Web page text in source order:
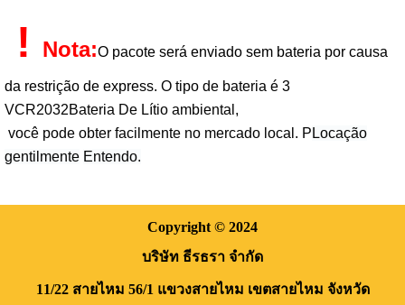
! Nota:O pacote será enviado sem bateria por causa
da restrição de express. O tipo de bateria é 3
VCR2032Bateria De Lítio ambiental,
você pode obter facilmente no mercado local. PLocação
gentilmente Entendo.
Copyright© 2024
บริษัท ธีรธรา จำกัด
11/22 สายไหม 56/1แขวงสายไหม เขตสายไหม จังหวัด